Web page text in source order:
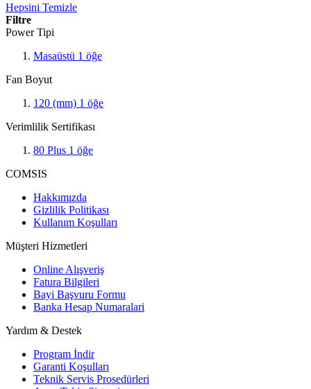
Hepsini Temizle
Filtre
Power Tipi
Masaüstü 1 öğe
Fan Boyut
120 (mm) 1 öğe
Verimlilik Sertifikası
80 Plus 1 öğe
COMSIS
Hakkımızda
Gizlilik Politikası
Kullanım Koşulları
Müşteri Hizmetleri
Online Alışveriş
Fatura Bilgileri
Bayi Başvuru Formu
Banka Hesap Numaralari
Yardım & Destek
Program İndir
Garanti Koşulları
Teknik Servis Prosedürleri